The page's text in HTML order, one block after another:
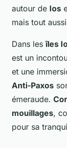
autour de Ios
mais tout
Dans lesîles
est un
et une
Anti-Paxos
émeraude.
mouillages,
pour sa